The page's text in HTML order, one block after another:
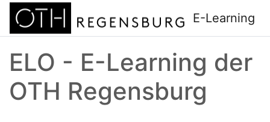
Zum Hauptinhalt
E-Learning
ELO - E-Learning der
OTH Regensburg